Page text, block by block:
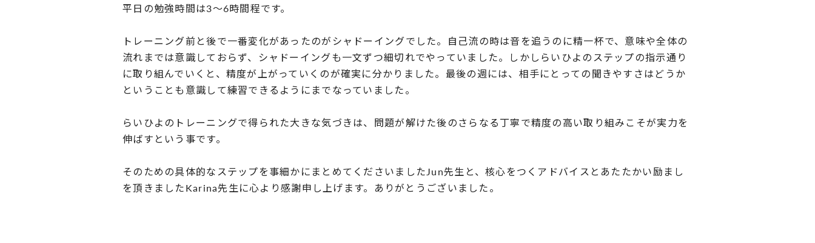
平日の勉強時間は3〜6時間程です。
トレーニング前と後で一番変化があったのがシャドーイングでした。自己流の時は音を追うのに精一杯で、意味や全体の
流れまでは意識しておらず、シャドーイングも一文ずつ細切れでやっていました。しかしらいひよのステップの指示通り
に取り組んでいくと、精度が上がっていくのが確実に分かりました。最後の週には、相手にとっての聞きやすさはどうか
ということも意識して練習できるようにまでなっていました。
らいひよのトレーニングで得られた大きな気づきは、問題が解けた後のさらなる丁寧で精度の高い取り組みこそが実力を
伸ばすという事です。
そのための具体的なステップを事細かにまとめてくださいましたJun先生と、核心をつくアドバイスとあたたかい励まし
を頂きましたKarina先生に心より感謝申し上げます。ありがとうございました。